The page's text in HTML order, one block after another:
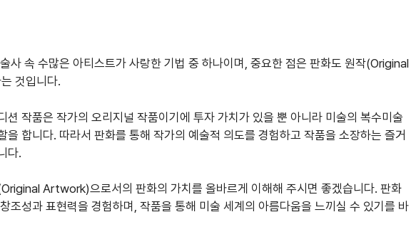
사 속 수많은 아티스트가 사랑한 기법 중 하나이며, 중요한 점은 판화도 원작(Original
것입니다.
션 작품은 작가의 오리지널 작품이기에 투자 가치가 있을 뿐 아니라 미술의 복수미술
을 합니다. 따라서 판화를 통해 작가의 예술적 의도를 경험하고 작품을 소장하는 즐거
다.
Artwork)으로서의 판화의 가치를 올바르게 이해해 주시면 좋겠습니다. 판화
조성과 표현력을 경험하며, 작품을 통해 미술 세계의 아름다움을 느끼실 수 있기를 바